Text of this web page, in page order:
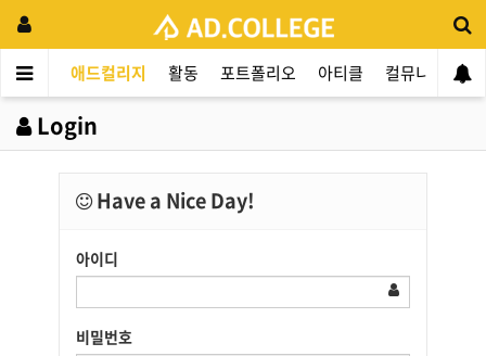
애드컬리지 활동 포트폴리오 아티클 컬뮤니티
Login
Have a Nice Day!
아이디
비밀번호